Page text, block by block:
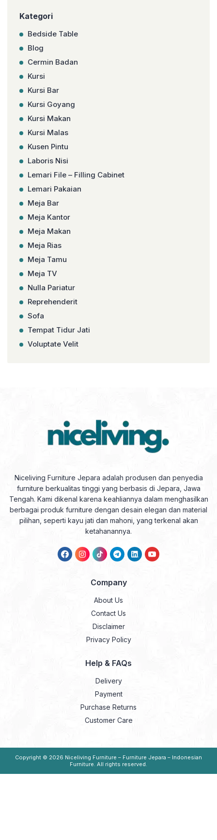
Kategori
Bedside Table
Blog
Cermin Badan
Kursi
Kursi Bar
Kursi Goyang
Kursi Makan
Kursi Malas
Kusen Pintu
Laboris Nisi
Lemari File – Filling Cabinet
Lemari Pakaian
Meja Bar
Meja Kantor
Meja Makan
Meja Rias
Meja Tamu
Meja TV
Nulla Pariatur
Reprehenderit
Sofa
Tempat Tidur Jati
Voluptate Velit
Niceliving Furniture Jepara adalah produsen dan penyedia
furniture berkualitas tinggi yang berbasis di Jepara, Jawa
Tengah. Kami dikenal karena keahliannya dalam menghasilkan
berbagai produk furniture dengan desain elegan dan material
pilihan, seperti kayu jati dan mahoni, yang terkenal akan
ketahanannya.
Company
About Us
Contact Us
Disclaimer
Privacy Policy
Help & FAQs
Delivery
Payment
Purchase Returns
Customer Care
Copyright © 2026 Niceliving Furniture – Furniture Jepara – Indonesian
Furniture. All rights reserved.